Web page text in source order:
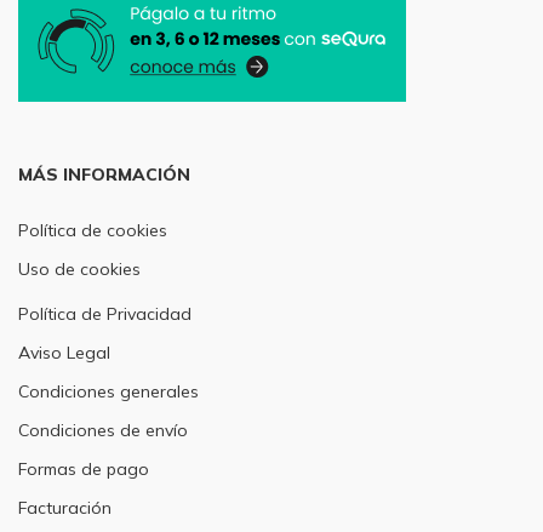
MÁS INFORMACIÓN
Política de cookies
Uso de cookies
Política de Privacidad
Aviso Legal
Condiciones generales
Condiciones de envío
Formas de pago
Facturación